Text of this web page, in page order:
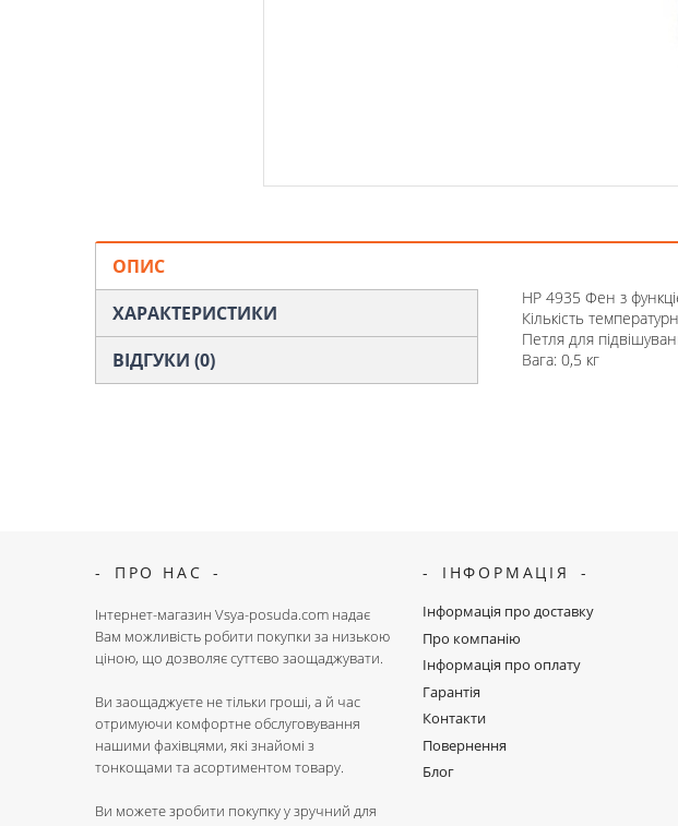
ОПИС
ХАРАКТЕРИСТИКИ
ВІДГУКИ (0)
HP 4935 Фен з
Кількість
Петля для
Вага: 0,5 кг
ПРО НАС
Інтернет-магазин Vsya-posuda.com надає
Вам можливість робити покупки за низькою
ціною, що дозволяє суттєво заощаджувати.
Ви заощаджуєте не тільки гроші, а й час
отримуючи комфортне обслуговування
нашими фахівцями, які знайомі з
тонкощами та асортиментом товару.
Ви можете зробити покупку у зручний для
ІНФОРМАЦІЯ
Інформація про доставку
Про компанію
Інформація про оплату
Гарантія
Контакти
Повернення
Блог